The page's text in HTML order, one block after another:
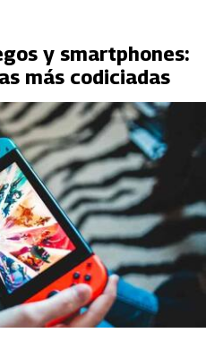
y smartphones:
más codiciadas